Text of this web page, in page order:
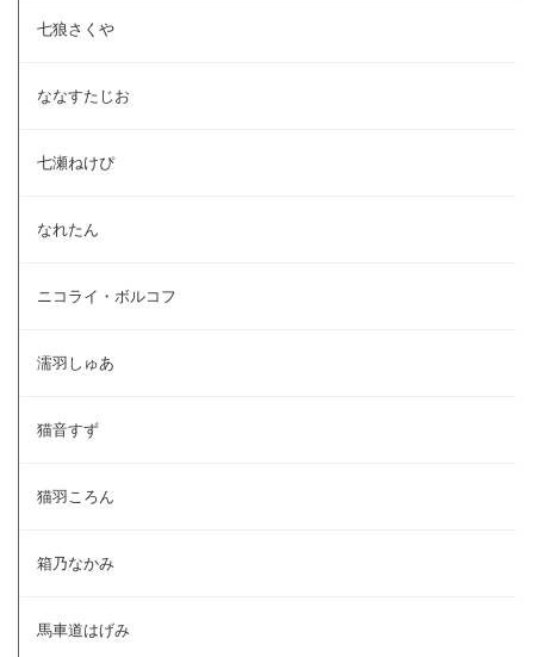
七狼さくや
ななすたじお
七瀬ねけぴ
なれたん
ニコライ・ボルコフ
濡羽しゅあ
猫音すず
猫羽ころん
箱乃なかみ
馬車道はげみ